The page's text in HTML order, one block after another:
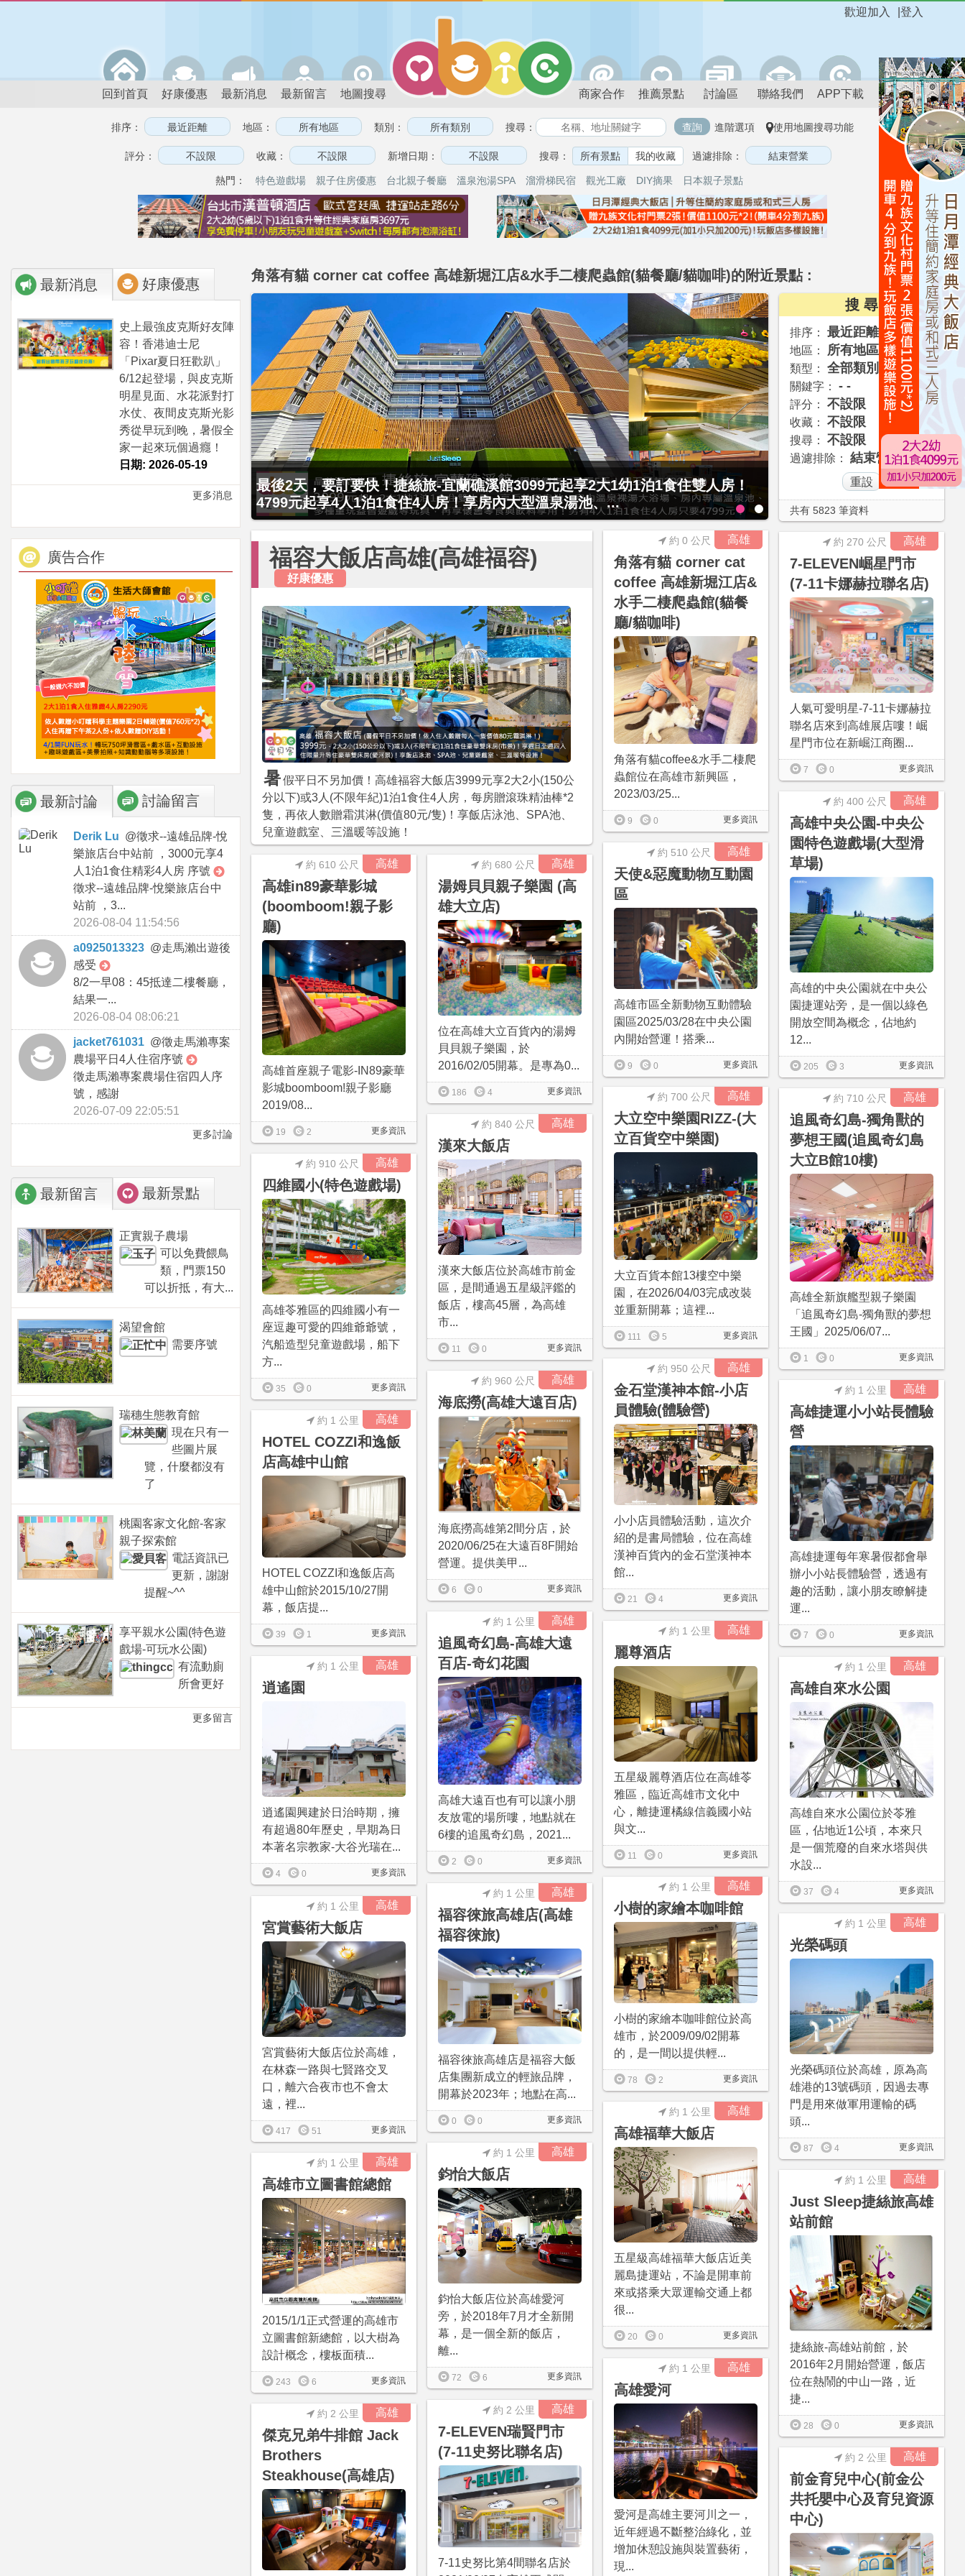
登入
歡迎加入
回到首頁 好康優惠 最新消息 最新留言 地圖搜尋 商家合作 推薦景點 討論區 聯絡我們 APP下載
排序： 地區： 類別： 搜尋： 進階選項 使用地圖搜尋功能
評分： 收藏： 新增日期： 搜尋： 所有景點 我的收藏 過濾排除：
熱門： 特色遊戲場 親子住房優惠 台北親子餐廳 溫泉泡湯SPA 溜滑梯民宿 觀光工廠 DIY摘果 日本親子景點
最新消息 好康優惠
史上最強皮克斯好友陣
容！香港迪士尼
「Pixar夏日狂歡趴」
6/12起登場，與皮克斯
明星見面、水花派對打
水仗、夜間皮克斯光影
秀從早玩到晚，暑假全
家一起來玩個過癮！
日期: 2026-05-19
更多消息
廣告合作
最新討論 討論留言
Derik Lu @徵求--遠雄品牌-悅
樂旅店台中站前 ，3000元享4
人1泊1食住精彩4人房 序號
徵求--遠雄品牌-悅樂旅店台中
站前 ，3...
2026-08-04 11:54:56
a0925013323 @走馬瀨出遊後
感受
8/2一早08：45抵達二樓餐廳，
結果一...
2026-08-04 08:06:21
jacket761031 @徵走馬瀨專案
農場平日4人住宿序號
徵走馬瀨專案農場住宿四人序
號，感謝
2026-07-09 22:05:51
更多討論
最新留言 最新景點
正實親子農場
可以免費餵鳥
類，門票150
可以折抵，有大...
渴望會館
需要序號
瑞穗生態教育館
現在只有一
些圖片展
覽，什麼都沒有
了
桃園客家文化館-客家
親子探索館
電話資訊已
更新，謝謝
提醒~^^
享平親水公園(特色遊
戲場-可玩水公園)
有流動廁
所會更好
更多留言
角落有貓 corner cat coffee 高雄新堀江店&水手二棲爬蟲館(貓餐廳/貓咖啡)的附近景點 :
最後2天，要訂要快！捷絲旅-宜蘭礁溪館3099元起享2大1幼1泊1食住雙人房！
4799元起享4人1泊1食住4人房！享房內大型溫泉湯池、...
贈九族文化村門票2張(總價
大2幼(115公分以下)1泊1食
搜 尋
排序： 最近距離
地區： 所有地區
類型： 全部類別
關鍵字： - -
評分： 不設限
收藏： 不設限
搜尋： 不設限
過濾排除： 結束營業
共有 5823 筆資料
福容大飯店高雄(高雄福容)
好康優惠
暑假平日不另加價！高雄福容大飯店3999元享2大2小(150公
分以下)或3人(不限年紀)1泊1食住4人房，每房贈滾珠精油棒*2
隻，再依人數贈霜淇淋(價值80元/隻)！享飯店泳池、SPA池、
兒童遊戲室、三溫暖等設施！
高雄
角落有貓 corner cat
coffee 高雄新堀江店&
水手二棲爬蟲館(貓餐
廳/貓咖啡)
約 0 公尺
角落有貓coffee&水手二棲爬
蟲館位在高雄市新興區，
2023/03/25...
更多資訊
9 0
高雄
7-ELEVEN崛星門市
(7-11卡娜赫拉聯名店)
約 270 公尺
人氣可愛明星-7-11卡娜赫拉
聯名店來到高雄展店嘍！崛
星門市位在新崛江商圈...
更多資訊
7 0
高雄
高雄中央公園-中央公
園特色遊戲場(大型滑
草場)
約 400 公尺
高雄的中央公園就在中央公
園捷運站旁，是一個以綠色
開放空間為概念，佔地約
12...
更多資訊
205 3
高雄
天使&惡魔動物互動園
區
約 510 公尺
高雄市區全新動物互動體驗
園區2025/03/28在中央公園
內開始營運！搭乘...
更多資訊
9 0
高雄
高雄in89豪華影城
(boomboom!親子影
廳)
約 610 公尺
高雄首座親子電影-IN89豪華
影城boomboom!親子影廳
2019/08...
更多資訊
19 2
高雄
湯姆貝貝親子樂園 (高
雄大立店)
約 680 公尺
位在高雄大立百貨內的湯姆
貝貝親子樂園，於
2016/02/05開幕。是專為0...
更多資訊
186 4 高雄
大立空中樂園RIZZ-(大
立百貨空中樂園)
約 700 公尺
大立百貨本館13樓空中樂
園，在2026/04/03完成改裝
並重新開幕；這裡...
更多資訊
111 5
高雄
追風奇幻島-獨角獸的
夢想王國(追風奇幻島
大立B館10樓)
約 710 公尺
高雄全新旗艦型親子樂園
「追風奇幻島-獨角獸的夢想
王國」2025/06/07...
更多資訊
1 0
高雄
漢來大飯店
約 840 公尺
漢來大飯店位於高雄市前金
區，是間通過五星級評鑑的
飯店，樓高45層，為高雄
市...
更多資訊
11 0
高雄
四維國小(特色遊戲場)
約 910 公尺
高雄苓雅區的四維國小有一
座逗趣可愛的四維爺爺號，
汽船造型兒童遊戲場，船下
方...
更多資訊
35 0
高雄
金石堂漢神本館-小店
員體驗(體驗營)
約 950 公尺
小小店員體驗活動，這次介
紹的是書局體驗，位在高雄
漢神百貨內的金石堂漢神本
館...
更多資訊
21 4
高雄
海底撈(高雄大遠百店)
約 960 公尺
海底撈高雄第2間分店，於
2020/06/25在大遠百8F開始
營運。提供美甲...
更多資訊
6 0
高雄
高雄捷運小小站長體驗
營
約 1 公里
高雄捷運每年寒暑假都會舉
辦小小站長體驗營，透過有
趣的活動，讓小朋友瞭解捷
運...
更多資訊
7 0
高雄
HOTEL COZZI和逸飯
店高雄中山館
約 1 公里
HOTEL COZZI和逸飯店高
雄中山館於2015/10/27開
幕，飯店提...
更多資訊
39 1
高雄
追風奇幻島-高雄大遠
百店-奇幻花園
約 1 公里
高雄大遠百也有可以讓小朋
友放電的場所嘍，地點就在
6樓的追風奇幻島，2021...
更多資訊
2 0
高雄
麗尊酒店
約 1 公里
五星級麗尊酒店位在高雄苓
雅區，臨近高雄市文化中
心，離捷運橘線信義國小站
與文...
更多資訊
11 0
高雄
逍遙園
約 1 公里
逍遙園興建於日治時期，擁
有超過80年歷史，早期為日
本著名宗教家-大谷光瑞在...
更多資訊
4 0
高雄
高雄自來水公園
約 1 公里
高雄自來水公園位於苓雅
區，佔地近1公頃，本來只
是一個荒廢的自來水塔與供
水設...
更多資訊
37 4
高雄
小樹的家繪本咖啡館
約 1 公里
小樹的家繪本咖啡館位於高
雄市，於2009/09/02開幕
的，是一間以提供輕...
更多資訊
78 2
高雄
福容徠旅高雄店(高雄
福容徠旅)
約 1 公里
福容徠旅高雄店是福容大飯
店集團新成立的輕旅品牌，
開幕於2023年；地點在高...
更多資訊
0 0
高雄
宮賞藝術大飯店
約 1 公里
宮賞藝術大飯店位於高雄，
在林森一路與七賢路交叉
口，離六合夜市也不會太
遠，裡...
更多資訊
417 51
高雄
光榮碼頭
約 1 公里
光榮碼頭位於高雄，原為高
雄港的13號碼頭，因過去專
門是用來做軍用運輸的碼
頭...
更多資訊
87 4
高雄
高雄福華大飯店
約 1 公里
五星級高雄福華大飯店近美
麗島捷運站，不論是開車前
來或搭乘大眾運輸交通上都
很...
更多資訊
20 0
高雄
鈞怡大飯店
約 1 公里
鈞怡大飯店位於高雄愛河
旁，於2018年7月才全新開
幕，是一個全新的飯店，
離...
更多資訊
72 6
高雄
高雄市立圖書館總館
約 1 公里
2015/1/1正式營運的高雄市
立圖書館新總館，以大樹為
設計概念，樓板面積...
更多資訊
243 6
高雄
Just Sleep捷絲旅高雄
站前館
約 1 公里
捷絲旅-高雄站前館，於
2016年2月開始營運，飯店
位在熱鬧的中山一路，近
捷...
更多資訊
28 0
高雄
高雄愛河
約 1 公里
愛河是高雄主要河川之一，
近年經過不斷整治綠化，並
增加休憩設施與裝置藝術，
現...
高雄
7-ELEVEN瑞賢門市
(7-11史努比聯名店)
約 2 公里
7-11史努比第4間聯名店於
高雄
傑克兄弟牛排館 Jack
Brothers
Steakhouse(高雄店)
約 2 公里
高雄
前金育兒中心(前金公
共托嬰中心及育兒資源
中心)
約 2 公里